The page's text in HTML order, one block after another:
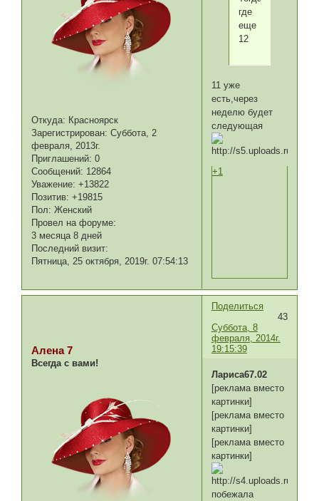
Откуда: Красноярск
Зарегистрирован: Суббота, 2
февраля, 2013г.
Приглашений: 0
Сообщений: 12864
Уважение: +13822
Позитив: +19815
Пол: Женский
Провел на форуме:
3 месяца 8 дней
Последний визит:
Пятница, 25 октября, 2019г. 07:54:13
где
еще
12
11 уже
есть,через
неделю будет
следующая
+1
Поделиться
43
Суббота, 8
февраля, 2014г.
19:15:39
Алена 7
Всегда с вами!
Лариса67.02
[реклама вместо
картинки]
[реклама вместо
картинки]
[реклама вместо
картинки]
побежала